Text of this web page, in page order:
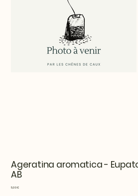
Ageratina aromatica -
AB
Prix
5,00 €